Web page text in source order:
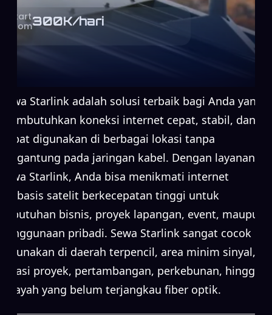
Start
From300K/hari
Sewa Starlink adalah solusi terbaik bagi Anda yang
membutuhkan koneksi internet cepat, stabil, dan
dapat digunakan di berbagai lokasi tanpa
bergantung pada jaringan kabel. Dengan layanan
sewa Starlink, Anda bisa menikmati internet
berbasis satelit berkecepatan tinggi untuk
kebutuhan bisnis, proyek lapangan, event, maupun
penggunaan pribadi. Sewa Starlink sangat cocok
digunakan di daerah terpencil, area minim sinyal,
lokasi proyek, pertambangan, perkebunan, hingga
wilayah yang belum terjangkau fiber optik.